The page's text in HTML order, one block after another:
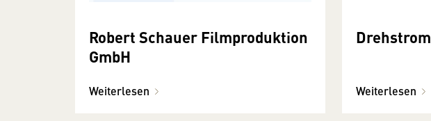
Robert Schauer Filmproduktion
GmbH
Weiterlesen
Drehstrom
Weiterlesen